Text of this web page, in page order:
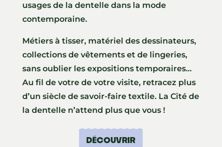
usages de la dentelle dans la mode
contemporaine.
Métiers à tisser, matériel des dessinateurs,
collections de vêtements et de lingeries,
sans oublier les expositions temporaires…
Au fil de votre de votre visite, retracez plus
d’un siècle de savoir-faire textile. La Cité de
la dentelle n’attend plus que vous !
DÉCOUVRIR